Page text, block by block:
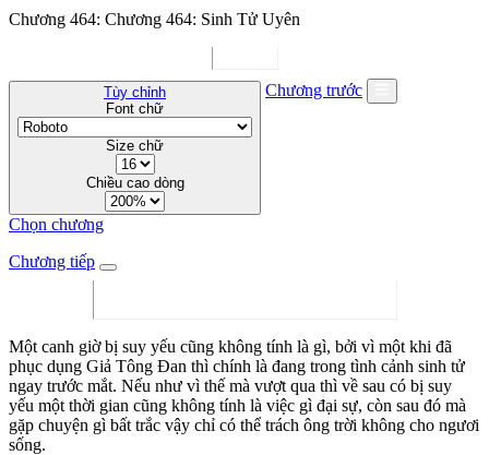
Chương 464: Chương 464: Sinh Tử Uyên
Tùy chỉnh
Font chữ
Size chữ
Chiều cao dòng
Chương trước
Chọn chương
Chương tiếp
Một canh giờ bị suy yếu cũng không tính là gì, bởi vì một khi đã
phục dụng Giả Tông Đan thì chính là đang trong tình cảnh sinh tử
ngay trước mắt. Nếu như vì thế mà vượt qua thì về sau có bị suy
yếu một thời gian cũng không tính là việc gì đại sự, còn sau đó mà
gặp chuyện gì bất trắc vậy chỉ có thể trách ông trời không cho ngươi
sống.